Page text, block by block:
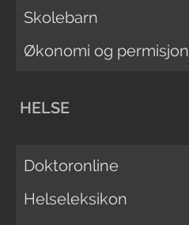
Skolebarn
Økonomi og permisjon
HELSE
Doktoronline
Helseleksikon